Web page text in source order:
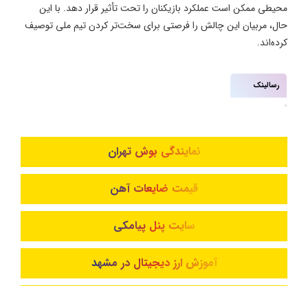
محیطی ممکن است عملکرد بازیکنان را تحت تأثیر قرار دهد. با این
حال، مربیان این چالش را فرصتی برای سخت‌تر کردن تیم ملی توصیف
کرده‌اند.
رسالینک
نمایندگی بوش تهران
قیمت ضایعات آهن
سایت پنل پیامکی
آموزش ارز دیجیتال در مشهد